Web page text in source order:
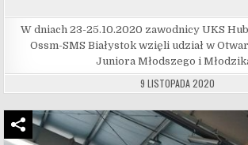
W dniach 23-25.10.2020 zawodnicy UKS
Ossm-SMS Białystok wzięli udział w
Juniora Młodszego i
9 LISTOPADA 2020